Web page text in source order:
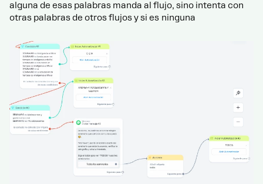
alguna de esas palabras manda al flujo, sino intenta con
otras palabras de otros flujos y si es ninguna